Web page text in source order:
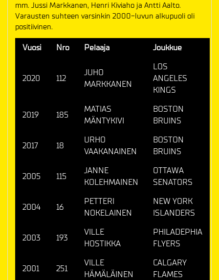
mm. Jussi Markkanen, Henri Kiviaho ja Antti Aalto.
Varausten suhteen varsinkin 2000-luvun alkupuoli oli
positiivinen.
Vuosi Nro Pelaaja Joukkue
2020 112
JUHO
MARKKANEN
LOS
ANGELES
KINGS
2019 185
MATIAS
MÄNTYKIVI
BOSTON
BRUINS
2017 18
URHO
VAAKANAINEN
BOSTON
BRUINS
2005 115
JANNE
KOLEHMAINEN
OTTAWA
SENATORS
2004 16
PETTERI
NOKELAINEN
NEW YORK
ISLANDERS
2003 193
VILLE
HOSTIKKA
PHILADEPHIA
FLYERS
2001 251
VILLE
HÄMÄLÄINEN
CALGARY
FLAMES